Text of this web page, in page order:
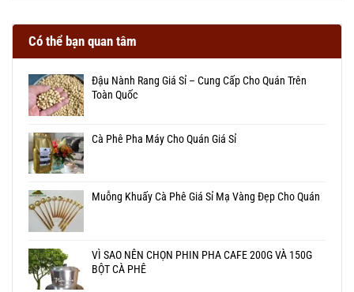
Có thể bạn quan tâm
Đậu Nành Rang Giá Sỉ – Cung Cấp Cho Quán Trên
Toàn Quốc
Cà Phê Pha Máy Cho Quán Giá Sỉ
Muỗng Khuấy Cà Phê Giá Sỉ Mạ Vàng Đẹp Cho Quán
VÌ SAO NÊN CHỌN PHIN PHA CAFE 200G VÀ 150G
BỘT CÀ PHÊ